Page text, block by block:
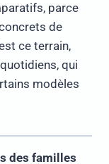
parce
de
ce terrain,
qui
modèles
des familles